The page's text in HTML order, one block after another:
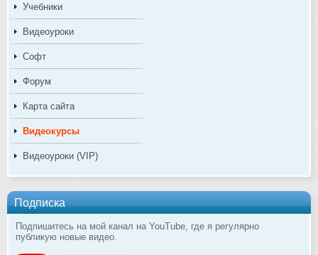
Учебники
Видеоуроки
Софт
Форум
Карта сайта
Видеокурсы
Видеоуроки (VIP)
Подписка
Подпишитесь на мой канал на YouTube, где я регулярно
публикую новые видео.